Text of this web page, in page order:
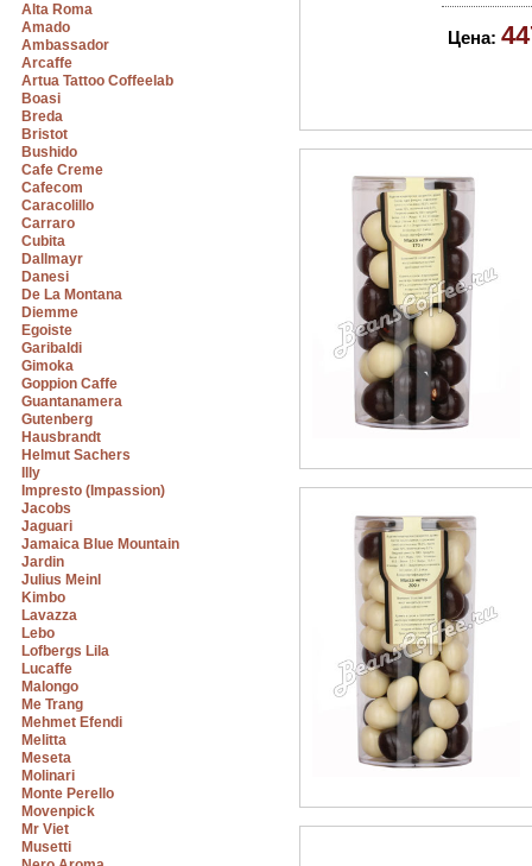
Alta Roma
Amado
Ambassador
Arcaffe
Artua Tattoo Coffeelab
Boasi
Breda
Bristot
Bushido
Cafe Creme
Cafecom
Caracolillo
Carraro
Cubita
Dallmayr
Danesi
De La Montana
Diemme
Egoiste
Garibaldi
Gimoka
Goppion Caffe
Guantanamera
Gutenberg
Hausbrandt
Helmut Sachers
Illy
Impresto (Impassion)
Jacobs
Jaguari
Jamaica Blue Mountain
Jardin
Julius Meinl
Kimbo
Lavazza
Lebo
Lofbergs Lila
Lucaffe
Malongo
Me Trang
Mehmet Efendi
Melitta
Meseta
Molinari
Monte Perello
Movenpick
Mr Viet
Musetti
Цена: